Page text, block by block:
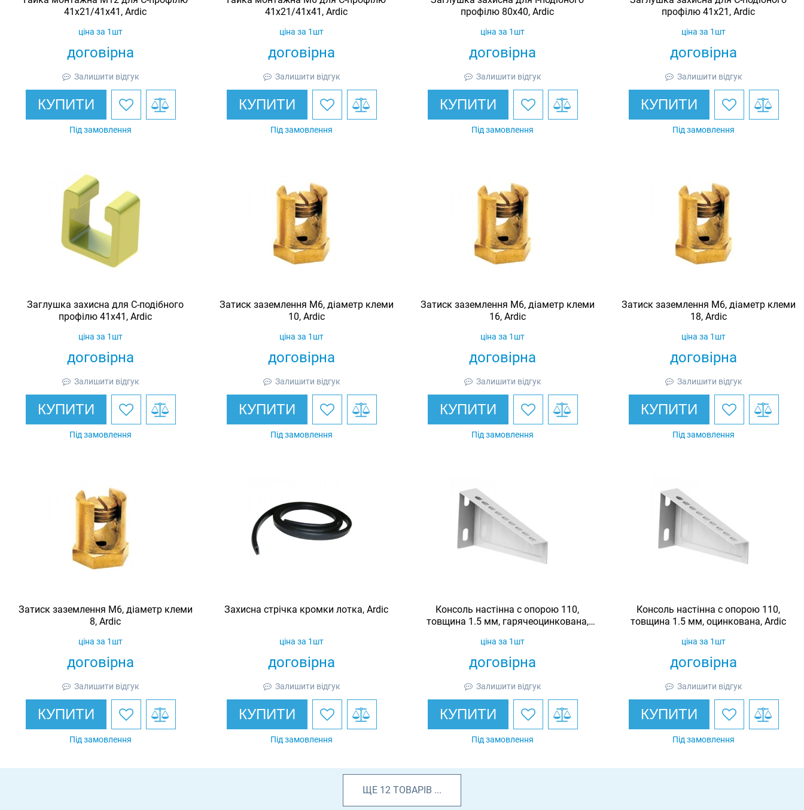
41х21/41х41, Ardic
договірна
ціна за 1шт
Залишити відгук
КУПИТИ
Під замовлення
41х21/41х41, Ardic
договірна
ціна за 1шт
Залишити відгук
КУПИТИ
Під замовлення
профілю 80х40, Ardic
договірна
ціна за 1шт
Залишити відгук
КУПИТИ
Під замовлення
профілю 41х21, Ardic
договірна
ціна за 1шт
Залишити відгук
КУПИТИ
Під замовлення
Заглушка захисна для С-подібного
профілю 41х41, Ardic
договірна
ціна за 1шт
Залишити відгук
КУПИТИ
Під замовлення
Затиск заземлення M6, діаметр клеми
10, Ardic
договірна
ціна за 1шт
Залишити відгук
КУПИТИ
Під замовлення
Затиск заземлення M6, діаметр клеми
16, Ardic
договірна
ціна за 1шт
Залишити відгук
КУПИТИ
Під замовлення
Затиск заземлення M6, діаметр клеми
18, Ardic
договірна
ціна за 1шт
Залишити відгук
КУПИТИ
Під замовлення
Затиск заземлення M6, діаметр клеми
8, Ardic
договірна
ціна за 1шт
Залишити відгук
КУПИТИ
Під замовлення
Захисна стрічка кромки лотка, Ardic
договірна
ціна за 1шт
Залишити відгук
КУПИТИ
Під замовлення
Консоль настінна c опорою 110,
товщина 1.5 мм, гарячеоцинкована,
договірна
ціна за 1шт
Залишити відгук
КУПИТИ
Під замовлення
Консоль настінна c опорою 110,
товщина 1.5 мм, оцинкована, Ardic
договірна
ціна за 1шт
Залишити відгук
КУПИТИ
Під замовлення
ЩЕ 12 ТОВАРІВ ...